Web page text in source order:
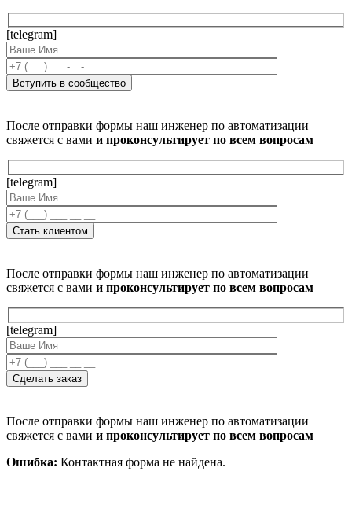
[telegram]
После отправки формы наш инженер по автоматизации
свяжется с вами и проконсультирует по всем вопросам
[telegram]
После отправки формы наш инженер по автоматизации
свяжется с вами и проконсультирует по всем вопросам
[telegram]
После отправки формы наш инженер по автоматизации
свяжется с вами и проконсультирует по всем вопросам
Ошибка: Контактная форма не найдена.